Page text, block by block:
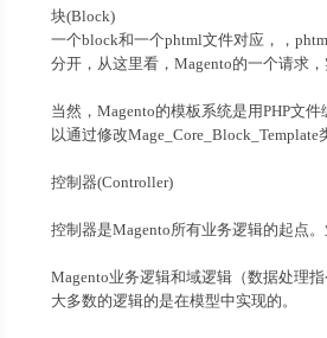
块(Block)
一个block和一个phtml文件对应，，
分开，从这里看，Magento的一个请求
当然，Magento的模板系统是用PHP文
以通过修改
控制器(Controller)
控制器是Magento所有业务逻辑的起点
Magento业务逻辑和域逻辑（数据处理
大多数的逻辑的是在模型中实现的。